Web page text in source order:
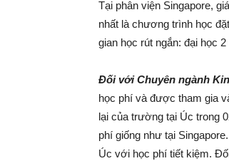
Tại phân viện Singapore,
nhất là chương trình học
gian học rút ngắn: đại học
Đối với Chuyên ngành
học phí và được tham gia
lại của trường tại Úc trong
phí giống như tại
Úc với học phí tiết kiệm.